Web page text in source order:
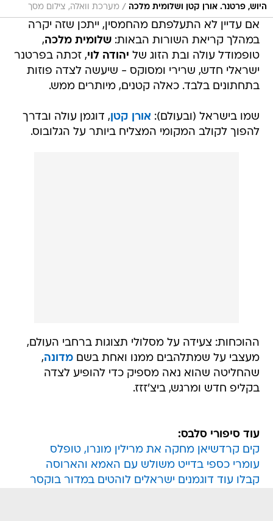
היוש, פרטנר. אורן קטן ושלומית מלכה / מערכת וואלה, צילום מסך
אם עדיין לא התעלפתם מהחמסין, ייתכן שזה יקרה
במהלך קריאת השורות הבאות:שלומית מלכה,
טופמודל עולה ובת הזוג של יהודה לוי, זכתה בפרטנר
ישראלי חדש, שרירי ומסוקס - שיעשה לצדה פוזות
בתחתונים בלבד. כאלה קטנים, מיותרים ממש.
שמו בישראל (ובעולם): אורן קטן, דוגמן עולה ובדרך
להפוך לקולב המקומי המצליח ביותר על הגלובוס.
ההוכחות: צעידה על מסלולי תצוגות ברחבי העולם,
מעצבי על שמתלהבים ממנו ואחת בשםמדונה,
שהחליטה שהוא נאה מספיק כדי להופיע לצדה
בקליפ חדש ומרגש, ביצ'זזז.
עוד סיפורי סלבס:
קים קרדשיאן מחקה את מרילין מונרו, טופלס
עומרי כספי בדייט משולש עם האמא והארוסה
קבלו עוד דוגמנים ישראלים לוהטים במדור בוקסר